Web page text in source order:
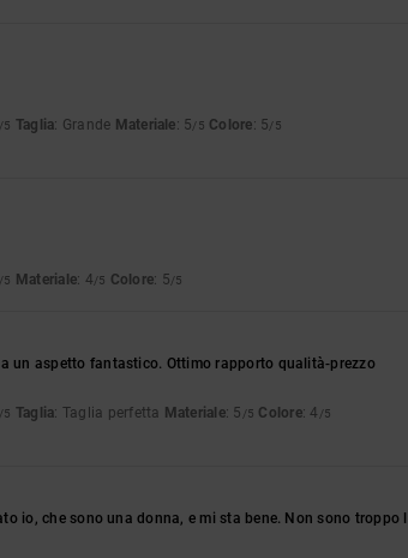
/5 Taglia: Grande Materiale: 5/5 Colore: 5/5
/5 Materiale: 4/5 Colore: 5/5
un aspetto fantastico. Ottimo rapporto qualità-prezzo
/5 Taglia: Taglia perfetta Materiale: 5 /5 Colore: 4 /5
io, che sono una donna, e mi sta bene. Non sono